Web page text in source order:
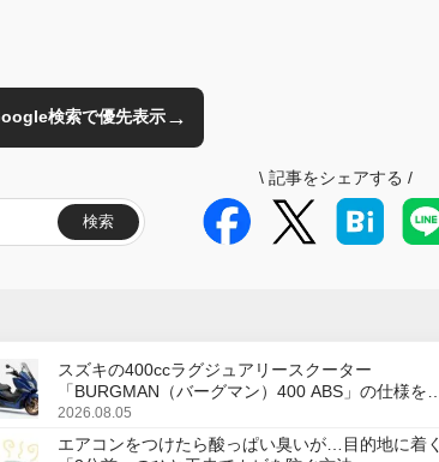
検索で優先表示→
検索
\ 記事をシェアする /
スズキの400ccラグジュアリースクーター
「BURGMAN（バーグマン）400 ABS」の仕様を変
更し、8月18日に発売
2026.08.05
エアコンをつけたら酸っぱい臭いが…目的地に着く